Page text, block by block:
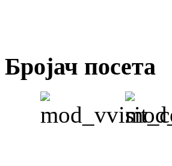
Бројач посета